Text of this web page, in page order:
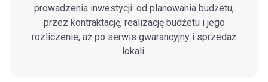
prowadzenia inwestycji: od planowania budżetu,
przez kontraktację, realizację budżetu i jego
rozliczenie, aż po serwis gwarancyjny i sprzedaż
lokali.